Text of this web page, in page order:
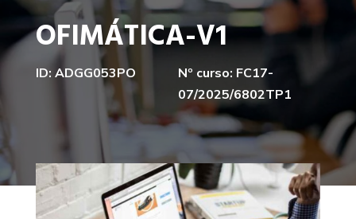
OFIMÁTICA-V1
ID: ADGG053PO
Nº curso: FC17-
07/2025/6802TP1